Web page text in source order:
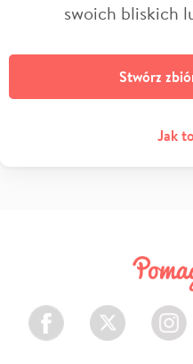
swoich bliskich
Stwórz
Jak
Facebook Twitter